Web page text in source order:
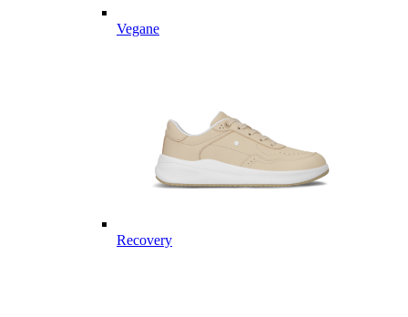
Vegane
Recovery